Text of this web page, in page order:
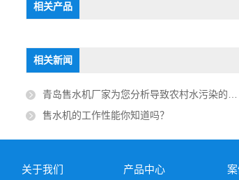
相关产品
相关新闻
青岛售水机厂家为您分析导致农村水污染的原因是什么
售水机的工作性能你知道吗？
关于我们 产品中心